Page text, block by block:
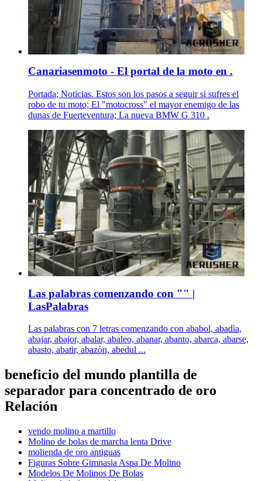
Canariasenmoto - El portal de la moto en .
Portada; Noticias. Estos son los pasos a seguir si sufres el
robo de tu moto; El "motocross" el mayor enemigo de las
dunas de Fuerteventura; La nueva BMW G 310 .
Las palabras comenzando con "" |
LasPalabras
Las palabras con 7 letras comenzando con ababol, abadìa,
abajar, abajor, abalar, abaleo, abanar, abanto, abarca, abarse,
abasto, abatir, abazòn, abedul ...
beneficio del mundo plantilla de
separador para concentrado de oro
Relación
vendo molino a martillo
Molino de bolas de marcha lenta Drive
molienda de oro antiguas
Figuras Sobre Gimnasia Aspa De Molino
Modelos De Molinos De Bolas